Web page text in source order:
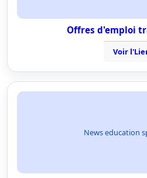
Offres d'emploi
Voir
News education